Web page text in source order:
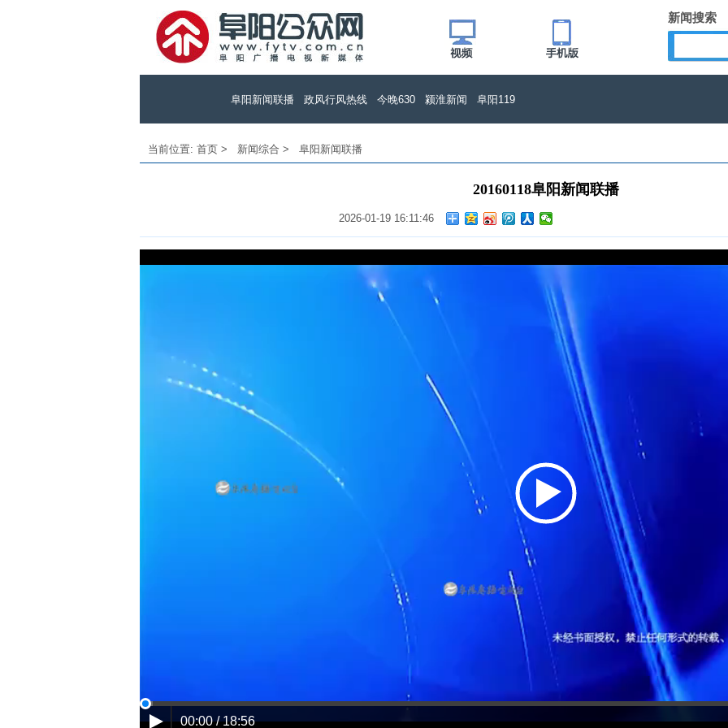
新闻搜索
阜阳新闻联播 政风行风热线 今晚630 颍淮新闻 阜阳119
当前位置: 首页 > 新闻综合 > 阜阳新闻联播
20160118阜阳新闻联播
2026-01-19 16:11:46
00:00 / 18:56